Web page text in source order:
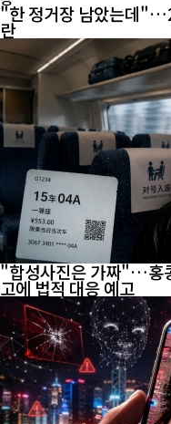
"한 정거장 남았는데
란
"합성사진은 가짜"…홍
고에 법적 대응 예고